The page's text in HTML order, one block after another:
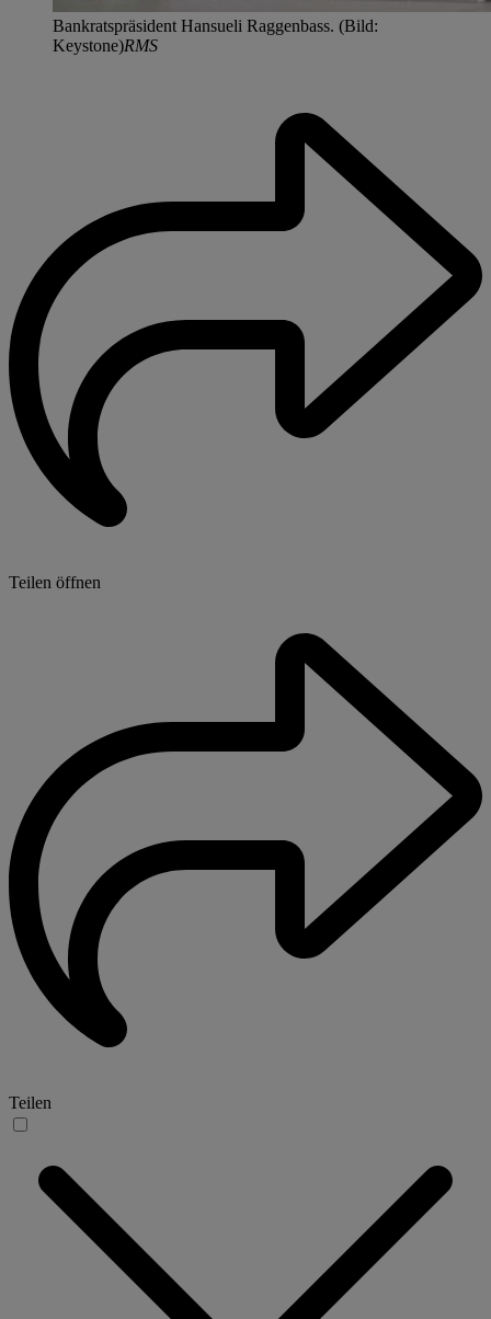
Bankratspräsident Hansueli Raggenbass. (Bild:
Keystone)RMS
Teilen öffnen
Teilen